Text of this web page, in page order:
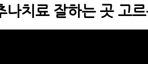
나치료 잘하는 곳 고